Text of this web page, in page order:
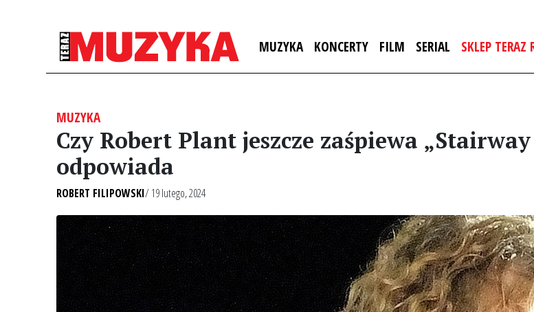
MUZYKA KONCERTY FILM SERIAL SKLEP TERAZ
MUZYKA
Czy Robert Plant jeszcze zaśpiewa
odpowiada
ROBERT FILIPOWSKI/ 19 lutego, 2024